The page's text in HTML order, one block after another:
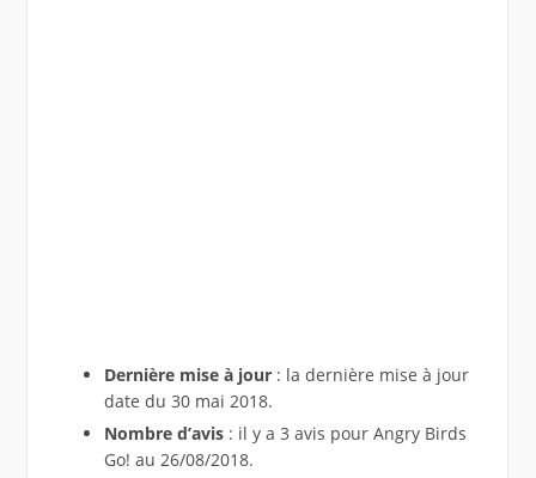
Dernière mise à jour: la dernière mise à jour
date du 30 mai 2018.
Nombre d’avis: il y a 3 avis pour Angry Birds
Go! au 26/08/2018.